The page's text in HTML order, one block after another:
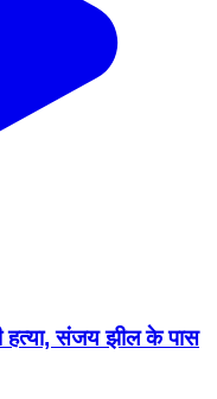
हत्या, संजय झील के पास